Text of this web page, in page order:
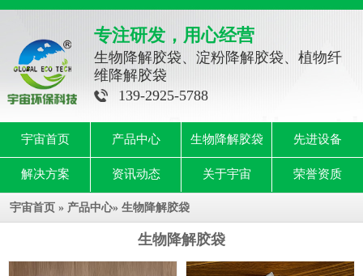
专注研发，用心经营
生物降解胶袋、淀粉降解胶袋、植物纤
维降解胶袋
139-2925-5788
宇宙首页 产品中心 生物降解胶袋 先进设备
解决方案 资讯动态 关于宇宙 荣誉资质
宇宙首页 » 产品中心» 生物降解胶袋
生物降解胶袋